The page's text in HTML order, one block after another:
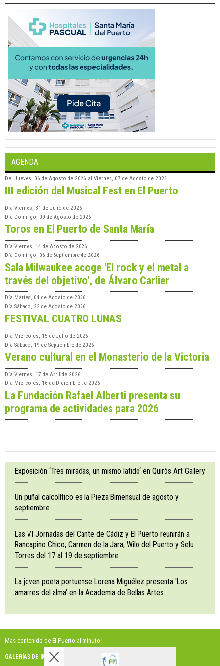
AGENDA
Del Jueves, 06 de Agosto de 2026 al Viernes, 07 de Agosto de 2026
III edición del Musical Fest en El Puerto
Día Viernes, 31 de Julio de 2026
Día Domingo, 09 de Agosto de 2026
Toros en El Puerto de Santa María
Día Viernes, 14 de Agosto de 2026
Día Domingo, 06 de Septiembre de 2026
Sala Milwaukee acoge 'El rock y el metal a
través del objetivo', de Álvaro Carlier
Día Martes, 04 de Agosto de 2026
Día Sábado, 22 de Agosto de 2026
FESTIVAL CUATRO LUNAS
Día Miércoles, 15 de Julio de 2026
Día Sábado, 19 de Septiembre de 2026
Verano cultural en el Monasterio de la Victoria
Día Viernes, 17 de Abril de 2026
Día Miércoles, 16 de Diciembre de 2026
La Fundación Rafael Alberti presenta su
programa de actividades para 2026
Exposición ‘Tres miradas, un mismo latido‘ en Quirós Art Gallery
Un puñal calcolítico es la Pieza Bimensual de agosto y
septiembre
Las VI Jornadas del Cante de Cádiz y El Puerto reunirán a
Rancapino Chico, Carmen de la Jara, Wilo del Puerto y Selu
Torres del 17 al 19 de septiembre
La joven poeta portuense Lorena Miguélez presenta 'Los
amarres del alma' en la Academia de Bellas Artes
Mas contenido de El Puerto al minuto:
GALERÍAS DE IMÁGENES
GALERÍAS DE VÍDEOS